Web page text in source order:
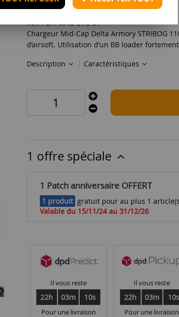
Réf. :DA-MAG-STG-01
Chargeur Mid-Cap Delta Armory STRIBOG
d’airsoft. Utilisation d’un BB loader
Description
Caractéristiques
1 offre spéciale
1 Patch anniversaire OFFERT
1 produit gratuit pour au plus 1
Valable du 15/11/24 au 31/12/26
Il vous reste
22h 03m 09s
Pour une livraison
Il vous reste
22h 03m 09s
Pour une livraison